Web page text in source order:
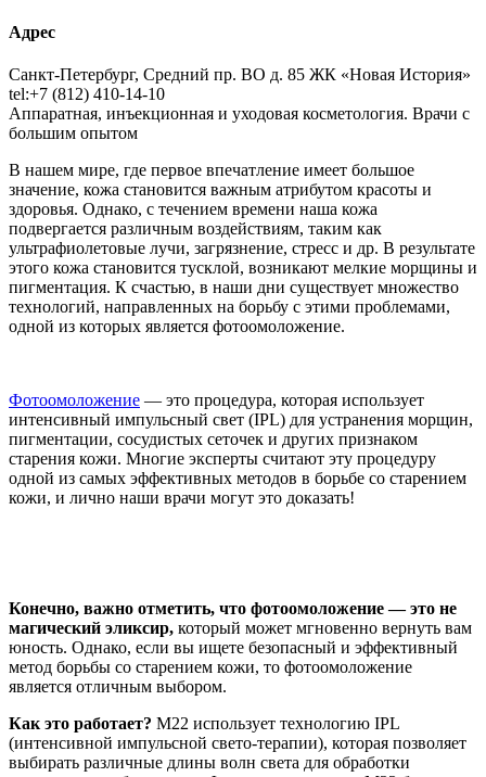
Адрес
Санкт-Петербург, Средний пр. ВО д. 85 ЖК «Новая История»
tel:+7 (812) 410-14-10
Аппаратная, инъекционная и уходовая косметология. Врачи с
большим опытом
В нашем мире, где первое впечатление имеет большое
значение, кожа становится важным атрибутом красоты и
здоровья. Однако, с течением времени наша кожа
подвергается различным воздействиям, таким как
ультрафиолетовые лучи, загрязнение, стресс и др. В результате
этого кожа становится тусклой, возникают мелкие морщины и
пигментация. К счастью, в наши дни существует множество
технологий, направленных на борьбу с этими проблемами,
одной из которых является фотоомоложение.
Фотоомоложение — это процедура, которая использует
интенсивный импульсный свет (IPL) для устранения морщин,
пигментации, сосудистых сеточек и других признаком
старения кожи. Многие эксперты считают эту процедуру
одной из самых эффективных методов в борьбе со старением
кожи, и лично наши врачи могут это доказать!
Конечно, важно отметить, что фотоомоложение — это не
магический эликсир, который может мгновенно вернуть вам
юность. Однако, если вы ищете безопасный и эффективный
метод борьбы со старением кожи, то фотоомоложение
является отличным выбором.
Как это работает? M22 использует технологию IPL
(интенсивной импульсной свето-терапии), которая позволяет
выбирать различные длины волн света для обработки